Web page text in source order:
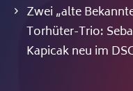
Zwei „alte
Torhüter-Trio:
Kapicak neu im